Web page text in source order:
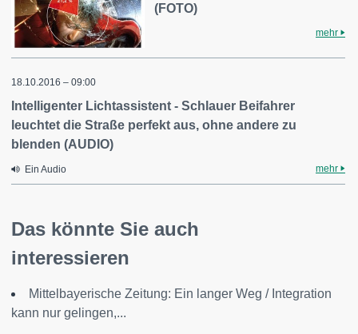
(FOTO)
mehr
18.10.2016 – 09:00
Intelligenter Lichtassistent - Schlauer Beifahrer
leuchtet die Straße perfekt aus, ohne andere zu
blenden (AUDIO)
Ein Audio mehr
Das könnte Sie auch
interessieren
Mittelbayerische Zeitung: Ein langer Weg / Integration
kann nur gelingen,...